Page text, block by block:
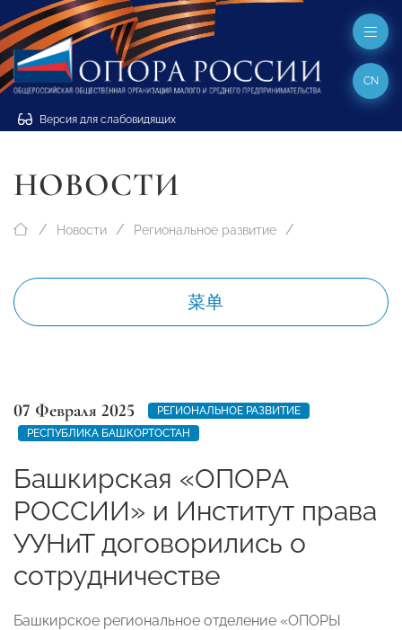
Версия для слабовидящих
CN
НОВОСТИ
Новости Региональное развитие
菜单
07 Февраля 2025
РЕГИОНАЛЬНОЕ РАЗВИТИЕ
РЕСПУБЛИКА БАШКОРТОСТАН
Башкирская «ОПОРА
РОССИИ» и Институт права
УУНиТ договорились о
сотрудничестве
Башкирское региональное отделение «ОПОРЫ